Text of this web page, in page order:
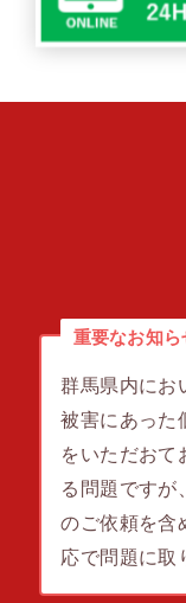
重要なお知ら
群馬県内にお
被害にあった
をいただおて
る問題ですが
のご依頼を含
応で問題に取